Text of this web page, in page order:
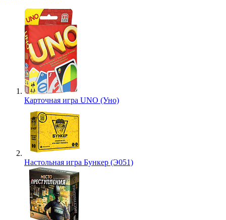
Карточная игра UNO (Уно)
Настольная игра Бункер (Э051)